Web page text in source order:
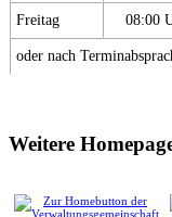
Freitag 08:00
oder nach
Weitere